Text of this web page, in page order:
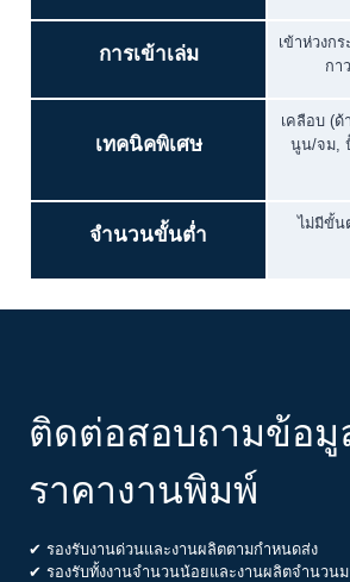
การเข้าเล่ม
เข้าห่วงก
กา
เทคนิคพิเศษ
เคลือบ (ด้
นูน/จม,
จำนวนขั้นต่ำ
ไม่มีขั้น
ติดต่อสอบถามข้อมู
ราคางานพิมพ์
✔ รองรับงานด่วนและงานผลิตตามกำหนดส่ง
✔ รองรับทั้งงานจำนวนน้อยและงานผลิตจำนวนม